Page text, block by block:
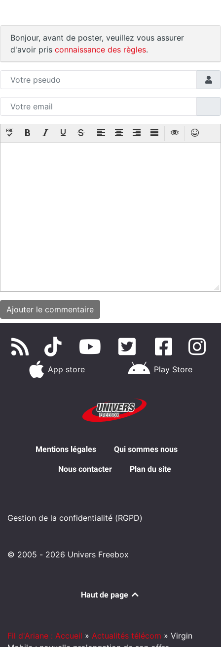
Bonjour, avant de poster, veuillez vous assurer
d'avoir pris connaissance des règles.
App store Play Store
Mentions légales Qui sommes nous
Nous contacter Plan du site
Gestion de la confidentialité (RGPD)
© 2005 - 2026 Univers Freebox
Haut de page
Fil d'Ariane : Accueil » Actualités télécom » Virgin